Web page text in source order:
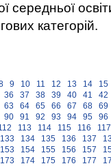
середньої
категорій.
9 10 11 12 13 14
15
36 37 38 39 40 41
42
63 64 65 66 67 68
69
90 91 92 93 94 95
96
113 114 115 116
117
133 134 135 136 137
153 154 155 156 157
173 174 175 176 177